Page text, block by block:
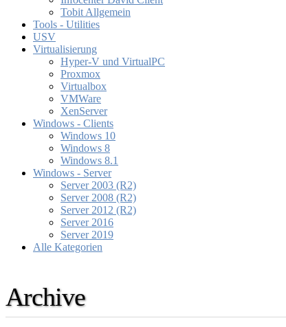
Tobit Allgemein
Tools - Utilities
USV
Virtualisierung
Hyper-V und VirtualPC
Proxmox
Virtualbox
VMWare
XenServer
Windows - Clients
Windows 10
Windows 8
Windows 8.1
Windows - Server
Server 2003 (R2)
Server 2008 (R2)
Server 2012 (R2)
Server 2016
Server 2019
Alle Kategorien
Archive